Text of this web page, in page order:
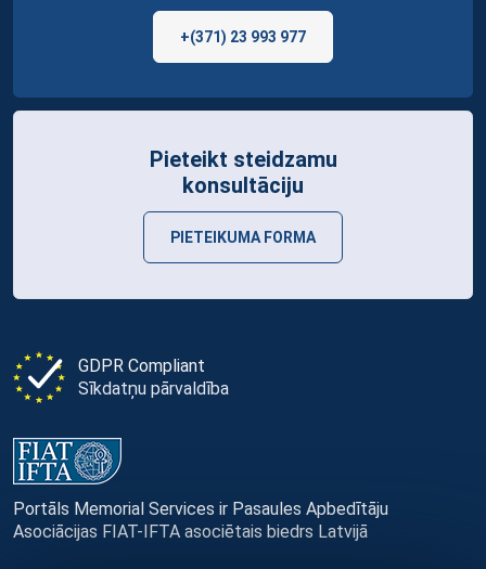
GDPR Compliant
Sīkdatņu pārvaldība
Portāls Memorial Services ir Pasaules Apbedītāju
Asociācijas FIAT-IFTA asociētais biedrs Latvijā
+(371) 23 993 977
Pieteikt steidzamu
konsultāciju
PIETEIKUMA FORMA